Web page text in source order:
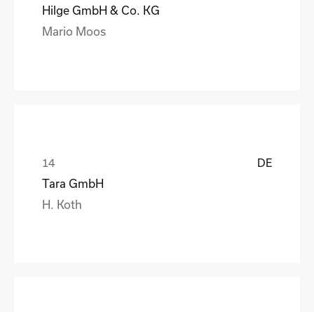
Hilge GmbH & Co. KG
Mario Moos
DE
Tara GmbH
H. Koth